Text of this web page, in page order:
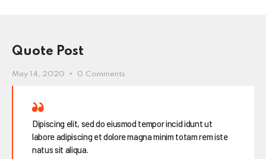
Quote Post
May 14, 2020 0 Comments
Dipiscing elit, sed do eiusmod tempor incid idunt ut
labore adipiscing et dolore magna minim totam rem iste
natus sit aliqua.